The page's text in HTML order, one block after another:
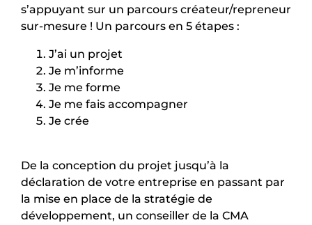
s’appuyant sur un parcours créateur/repreneur
sur-mesure ! Un parcours en 5 étapes :
J’ai un projet
Je m’informe
Je me forme
Je me fais accompagner
Je crée
De la conception du projet jusqu’à la
déclaration de votre entreprise en passant par
la mise en place de la stratégie de
développement, un conseiller de la CMA